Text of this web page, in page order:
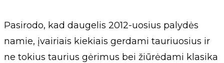
Pasirodo, kad daugelis 2012-uosius palydės
namie, įvairiais kiekiais gerdami tauriuosius ir
ne tokius taurius gėrimus bei žiūrėdami klasika